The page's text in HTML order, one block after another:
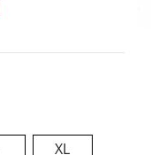
XL